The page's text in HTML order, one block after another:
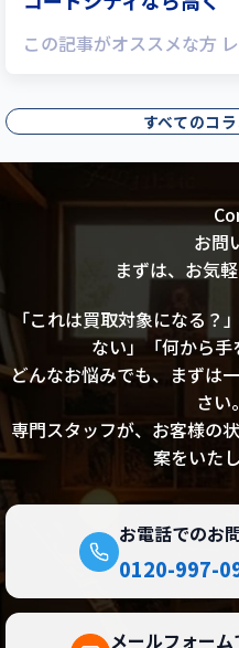
この記事がオススメな方
すべてのコ
お問
まずは、お気
「これは買取対象になる？
ない」「何から手
どんなお悩みでも、まずは
さい。
専門スタッフが、お客様の
案をいたし
お電話でのお
0120-997-
メールフォー